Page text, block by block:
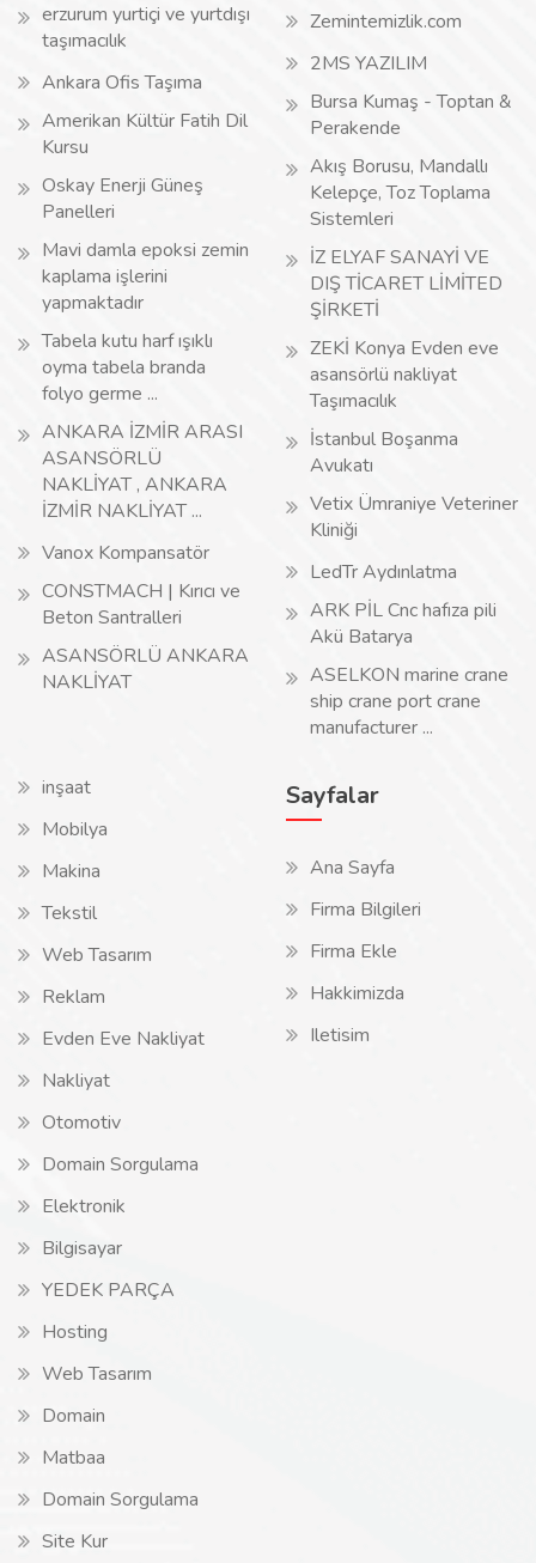
erzurum yurtiçi ve yurtdışı
taşımacılık
Ankara Ofis Taşıma
Amerikan Kültür Fatih Dil
Kursu
Oskay Enerji Güneş
Panelleri
Mavi damla epoksi zemin
kaplama işlerini
yapmaktadır
Tabela kutu harf ışıklı
oyma tabela branda
folyo germe ...
ANKARA İZMİR ARASI
ASANSÖRLÜ
NAKLİYAT , ANKARA
İZMİR NAKLİYAT ...
Vanox Kompansatör
CONSTMACH | Kırıcı ve
Beton Santralleri
ASANSÖRLÜ ANKARA
NAKLİYAT
Zemintemizlik.com
2MS YAZILIM
Bursa Kumaş - Toptan &
Perakende
Akış Borusu, Mandallı
Kelepçe, Toz Toplama
Sistemleri
İZ ELYAF SANAYİ VE
DIŞ TİCARET LİMİTED
ŞİRKETİ
ZEKİ Konya Evden eve
asansörlü nakliyat
Taşımacılık
İstanbul Boşanma
Avukatı
Vetix Ümraniye Veteriner
Kliniği
LedTr Aydınlatma
ARK PİL Cnc hafıza pili
Akü Batarya
ASELKON marine crane
ship crane port crane
manufacturer ...
inşaat
Mobilya
Makina
Tekstil
Web Tasarım
Reklam
Evden Eve Nakliyat
Nakliyat
Otomotiv
Domain Sorgulama
Elektronik
Bilgisayar
YEDEK PARÇA
Hosting
Web Tasarım
Domain
Matbaa
Domain Sorgulama
Site Kur
Sayfalar
Ana Sayfa
Firma Bilgileri
Firma Ekle
Hakkimizda
Iletisim